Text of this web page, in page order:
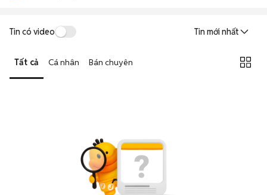
Tin có video Tin mới nhất
Tất cả Cá nhân Bán chuyên